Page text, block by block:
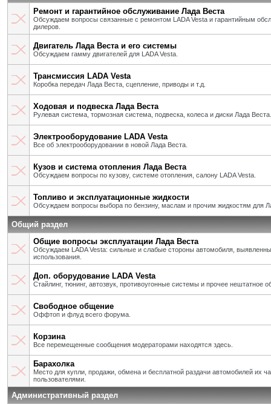
Ремонт и гарантийное обслуживание Лада Веста
Обсуждаем вопросы связанные с ремонтом LADA Vesta и гарантийным
дилеров.
Двигатель Лада Веста и его системы
Обсуждаем гамму двигателей для LADA Vesta.
Трансмиссия LADA Vesta
Коробка передач Лада Веста, сцепление, приводы и т.д.
Ходовая и подвеска Лада Веста
Рулевая система, тормозная система, подвеска, колеса и диски Лада Веста.
Электрооборудование LADA Vesta
Все об электрооборудовании в новой Лада Веста.
Кузов и система отопления Лада Веста
Обсуждаем вопросы по кузову, системе отопления, салону LADA Vesta.
Топливо и эксплуатационные жидкости
Обсуждаем вопросы выбора по бензину, маслам и прочим жидкостям для
Общий раздел
Общие вопросы эксплуатации Лада Веста
Обсуждаем LADA Vesta: сильные и слабые стороны автомобиля,
использования.
Доп. оборудование LADA Vesta
Стайлинг, тюнинг, автозвук, противоугонные системы и прочее нештатное
Свободное общение
Оффтоп и флуд всего форума.
Корзина
Все перемещенные сообщения модераторами находятся здесь.
Барахолка
Место для купли, продажи, обмена и бесплатной раздачи автомобилей их
пользователями.
Административный раздел